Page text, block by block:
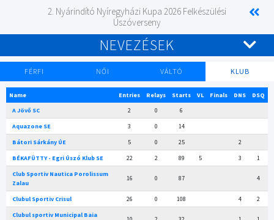
2. Nyárindító Nyíregyházi Kupa 2026 Felkészülési
Úszóverseny
NEVEZÉSEK
FÉRFI NŐI VÁLTÓ KLUB
Name Entries Relays Starts VL Finals DNS
DSQ
A Jövő SC
2 0
6
Aquazone SE
3 0
14
Bátori Sárkány ÚE
5 0 25
2
BÉKAFÜTTY - Egri Úszó Klub SE
22 2 89 5 3
1
Club Sportiv Nautica Porolissum
Zalau
16 0 87 4
Clubul Sportiv Crisul 26 0 108 4
2
Clubul sportiv Municipal Baia